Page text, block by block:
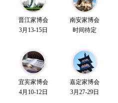
晋江家博会
3月13-15日
南安家博会
时间待定
宜宾家博会
4月10-12日
嘉定家博会
3月27-29日